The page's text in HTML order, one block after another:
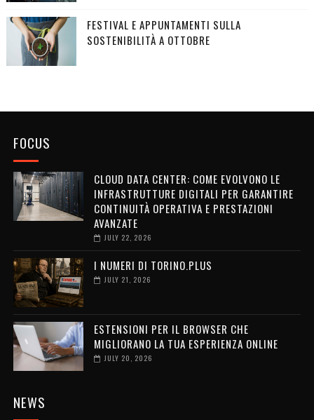
FESTIVAL E APPUNTAMENTI SULLA
SOSTENIBILITÀ A OTTOBRE
FOCUS
CLOUD DATA CENTER: COME EVOLVONO LE
INFRASTRUTTURE DIGITALI PER GARANTIRE
CONTINUITÀ OPERATIVA E PRESTAZIONI
AVANZATE
JULY 22, 2026
I NUMERI DI TORINO.PLUS
JULY 21, 2026
ESTENSIONI PER IL BROWSER CHE
MIGLIORANO LA TUA ESPERIENZA ONLINE
JULY 20, 2026
NEWS